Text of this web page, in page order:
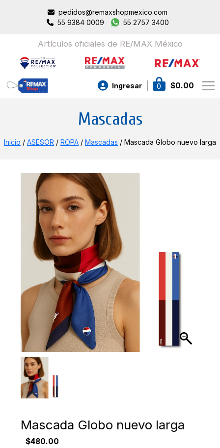
pedidos@remaxshopmexico.com
55 9384 0009
55 2757 3400
Artículos oficiales de RE/MAX México
Ingresar 0 $0.00
Mascadas
Inicio / ASESOR / ROPA / Mascadas / Mascada Globo nuevo larga
Mascada Globo nuevo larga
$480.00